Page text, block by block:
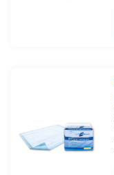
0.5 druppels(1)
1 druppel(1)